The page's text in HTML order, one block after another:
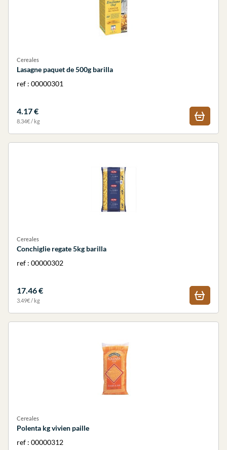
Cereales
Lasagne paquet de 500g barilla
ref : 00000301
4.17 €
8.34€ / kg
Cereales
Conchiglie regate 5kg barilla
ref : 00000302
17.46 €
3.49€ / kg
Cereales
Polenta kg vivien paille
ref : 00000312